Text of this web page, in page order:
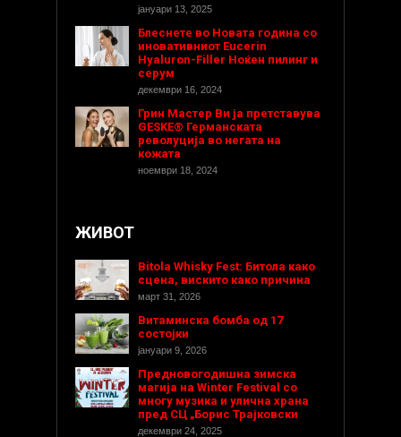
јануари 13, 2025
Блеснете во Новата година со
иновативниот Eucerin
Hyaluron-Filler Ноќен пилинг и
серум
декември 16, 2024
Грин Мастер Ви ја претставува
GESKE® Германската
револуција во негата на
кожата
ноември 18, 2024
ЖИВОТ
Bitola Whisky Fest: Битола како
сцена, вискито како причина
март 31, 2026
Витаминска бомба од 17
состојки
јануари 9, 2026
Предновогодишнa зимска
магија на Winter Festival со
многу музика и улична храна
пред СЦ „Борис Трајковски
декември 24, 2025